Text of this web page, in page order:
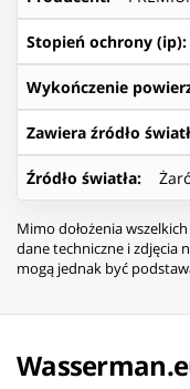
Stopień ochrony (ip):
Wykończenie
Zawiera źródło
Źródło światła:
Mimo dołożenia
dane techniczne i zdjęcia
mogą jednak być